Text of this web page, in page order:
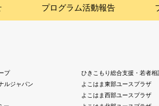
プログラム活動報告
プ
ルジャパン
ひきこもり総合支援・若者相
よこはま東部ユースプラザ
よこはま西部ユースプラザ